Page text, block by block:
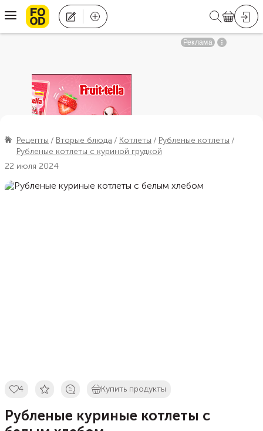
Рецепты Вторые блюда Котлеты
Рубленые котлеты
Рубленые котлеты с куриной грудкой
22 июля 2024
4 Купить продукты
Рубленые куриные котлеты с